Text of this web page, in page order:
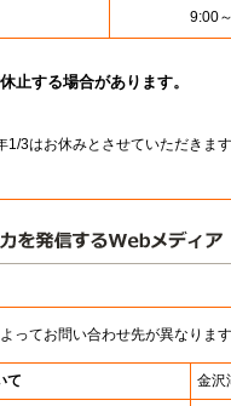
9:00
止する場合があります。
3はお休みとさせていただきます
ってお問い合わせ先が異なりま
て 金沢